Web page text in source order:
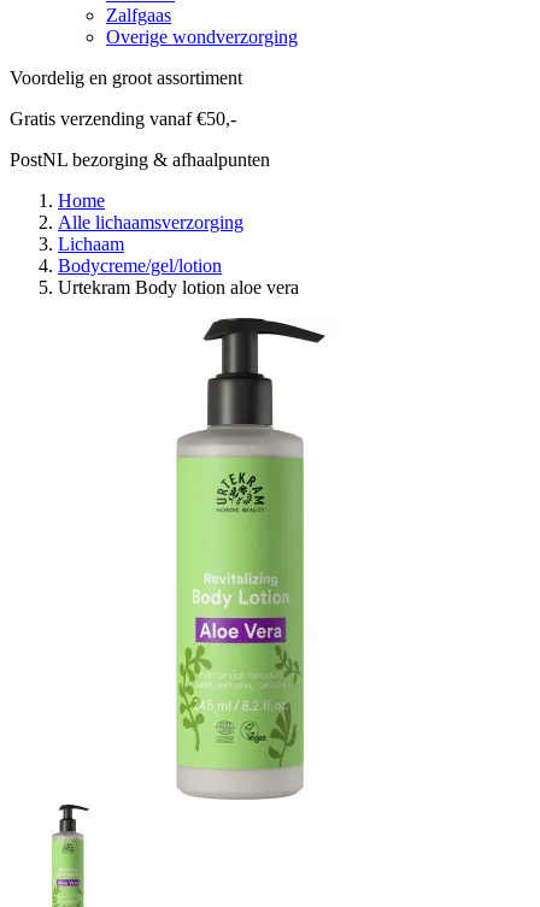
Zalfgaas
Overige wondverzorging
Voordelig en groot assortiment
Gratis verzending vanaf €50,-
PostNL bezorging & afhaalpunten
Home
Alle lichaamsverzorging
Lichaam
Bodycreme/gel/lotion
Urtekram Body lotion aloe vera